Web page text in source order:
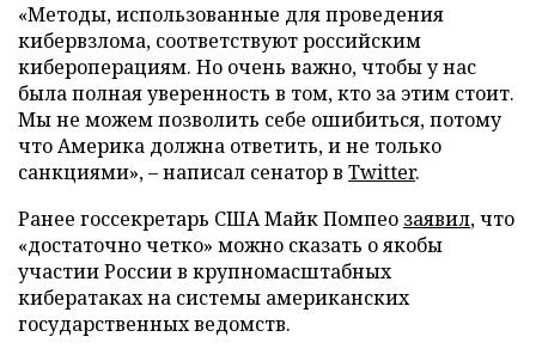
«Методы, использованные для проведения
кибервзлома, соответствуют российским
кибероперациям. Но очень важно, чтобы у нас
была полная уверенность в том, кто за этим стоит.
Мы не можем позволить себе ошибиться, потому
что Америка должна ответить, и не только
санкциями», – написал сенатор в Twitter.
Ранее госсекретарь США Майк Помпео заявил, что
«достаточно четко» можно сказать о якобы
участии России в крупномасштабных
кибератаках на системы американских
государственных ведомств.